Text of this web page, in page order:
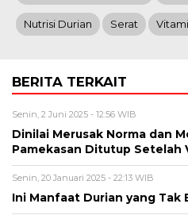
Nutrisi Durian Serat
BERITA TERKAIT
Senin, 2 Juni 2025 - 12:56 WIB
Dinilai Merusak Norma dan
Pamekasan Ditutup Setelah
Senin, 20 Januari 2025 - 22:13 WIB
Ini Manfaat Durian yang Tak